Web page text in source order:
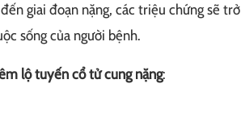
giai đoạn nặng, các triệu chứng sẽ trở
sống của người bệnh.
lộ tuyến cổ tử cung nặng: